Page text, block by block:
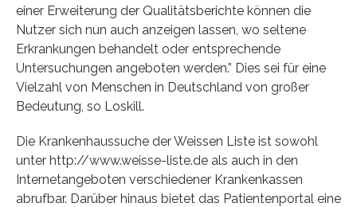
einer Erweiterung der Qualitätsberichte können die
Nutzer sich nun auch anzeigen lassen, wo seltene
Erkrankungen behandelt oder entsprechende
Untersuchungen angeboten werden.” Dies sei für eine
Vielzahl von Menschen in Deutschland von großer
Bedeutung, so Loskill.
Die Krankenhaussuche der Weissen Liste ist sowohl
unter http://www.weisse-liste.de als auch in den
Internetangeboten verschiedener Krankenkassen
abrufbar. Darüber hinaus bietet das Patientenportal eine